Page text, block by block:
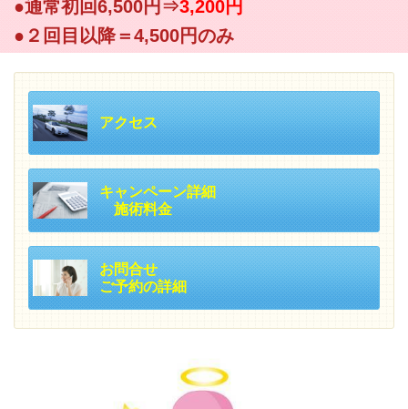
●通常初回6,500円⇒3,200円
●２回目以降＝4,500円のみ
アクセス
キャンペーン詳細
施術料金
お問合せ
ご予約の詳細